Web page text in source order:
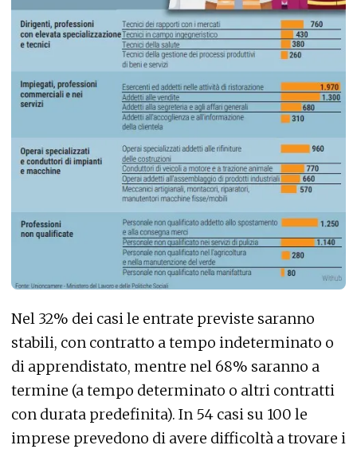
Nel 32% dei casi le entrate previste saranno
stabili, con contratto a tempo indeterminato o
di apprendistato, mentre nel 68% saranno a
termine (a tempo determinato o altri contratti
con durata predefinita). In 54 casi su 100 le
imprese prevedono di avere difficoltà a trovare i